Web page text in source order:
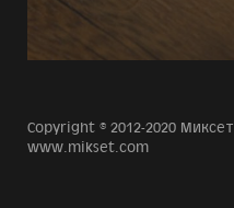
Copyright © 2012-2020 Миксет
www.mikset.com